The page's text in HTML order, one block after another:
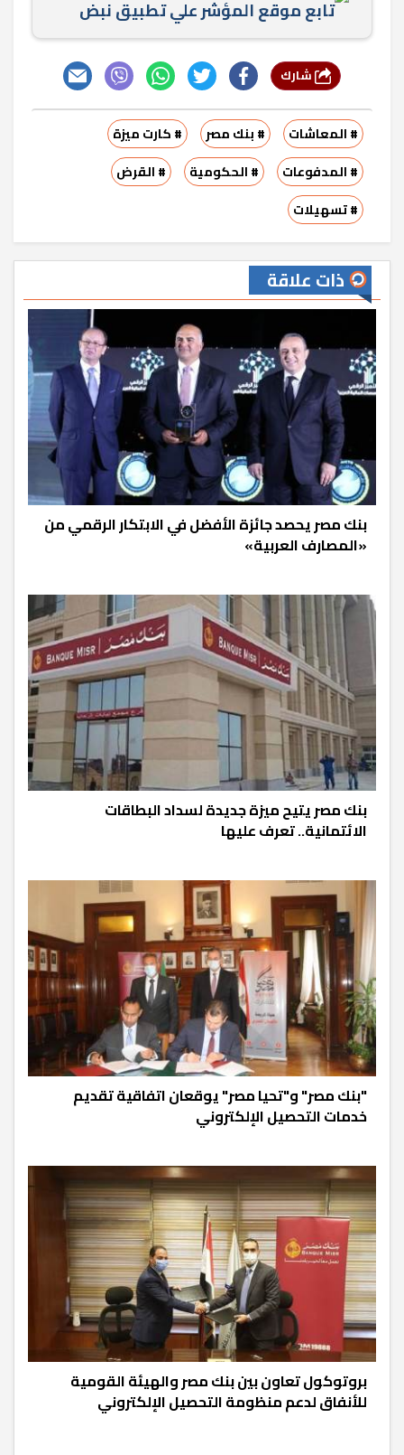
تابع موقع المؤشر علي تطبيق نبض
# المعاشات # بنك مصر
# كارت ميزة
# المدفوعات
# الحكومية
# القرض
# تسهيلات
ذات علاقة
بنك مصر يحصد جائزة الأفضل في الابتكار الرقمي من
«المصارف العربية»
بنك مصر يتيح ميزة جديدة لسداد البطاقات
الائتمانية.. تعرف عليها
"بنك مصر" و"تحيا مصر" يوقعان اتفاقية تقديم
خدمات التحصيل الإلكتروني
بروتوكول تعاون بين بنك مصر والهيئة القومية
للأنفاق لدعم منظومة التحصيل الإلكتروني